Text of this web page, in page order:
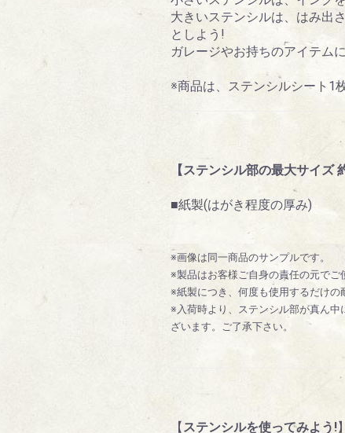
大きいステンシルは、はみ出
としよう!
ガレージやお持ちのアイテム
※商品は、ステンシルシート1
【ステンシル部の最大サイ
■紙製(はがき程度の厚み)
※画像は同一商品のサンプルです。
※製品はお客様ご自身の責任の元でご
※紙製につき、何度も使用するだけの
※入荷時より、ステンシル部が真ん
ざいます。ご了承下さい。
【ステンシルを使ってみよう!